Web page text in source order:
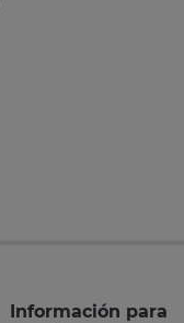
Información para